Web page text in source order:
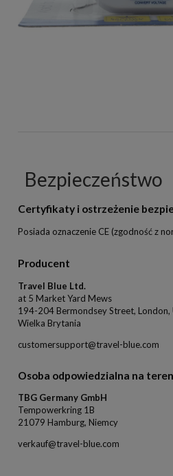
Bezpieczeństwo
Certyfikaty i ostrzeżenie
Posiada oznaczenie CE (zgodność z
Producent
Travel Blue Ltd.
at 5 Market Yard Mews
194-204 Bermondsey Street, London,
Wielka Brytania
customersupport@travel-blue.com
Osoba odpowiedzialna na
TBG Germany GmbH
Tempowerkring 1B
21079 Hamburg, Niemcy
verkauf@travel-blue.com